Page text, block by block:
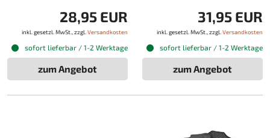
28,95 EUR
inkl. gesetzl. MwSt., zzgl. Versandkosten
sofort lieferbar / 1-2 Werktage
zum Angebot
31,95 EUR
inkl. gesetzl. MwSt., zzgl. Versandkosten
sofort lieferbar / 1-2 Werktage
zum Angebot